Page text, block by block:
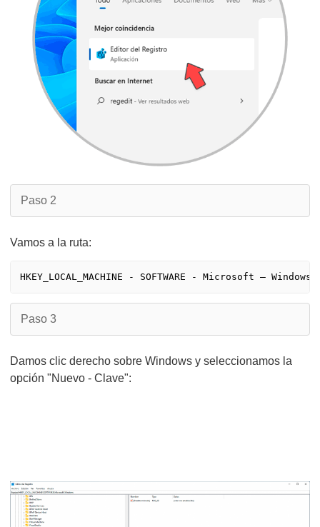
Paso 2
Vamos a la ruta:
Paso 3
Damos clic derecho sobre Windows y seleccionamos la
opción "Nuevo - Clave":